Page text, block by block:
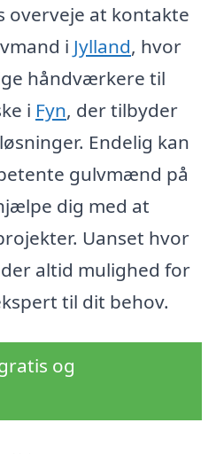
overveje at kontakte
i Jylland, hvor
håndværkere til
i Fyn, der tilbyder
Endelig kan
gulvmænd på
dig med at
Uanset hvor
altid mulighed for
til dit behov.
og